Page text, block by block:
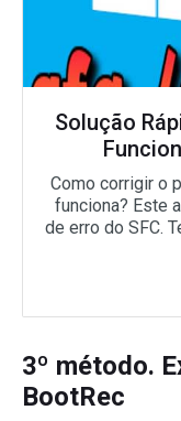
Solução
Como corrigir o
funciona? Este
de erro do SFC.
3º método.
BootRec